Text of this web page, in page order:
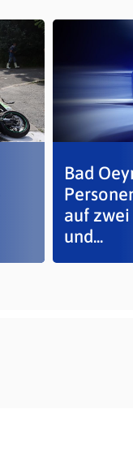
Bad
auf
und...